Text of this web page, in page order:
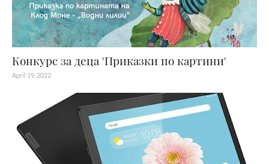
Конкурс за деца 'Приказки по картини'
April 19, 2022